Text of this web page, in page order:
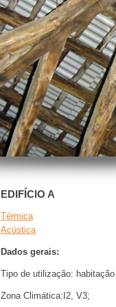
EDIFÍCIO A
Térmica
Acústica
Dados gerais:
Tipo de utilização:
Zona Climática:I2, V3;